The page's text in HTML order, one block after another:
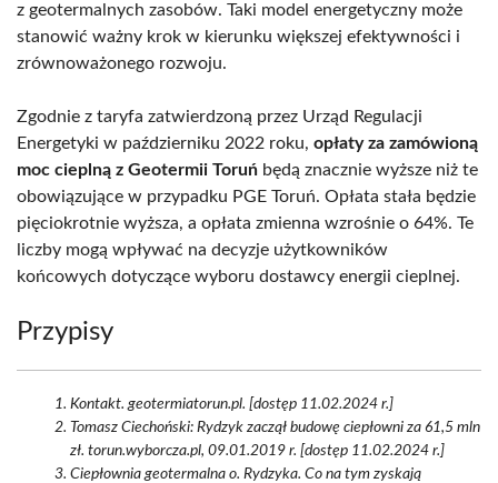
z geotermalnych zasobów. Taki model energetyczny może
stanowić ważny krok w kierunku większej efektywności i
zrównoważonego rozwoju.
Zgodnie z taryfa zatwierdzoną przez Urząd Regulacji
Energetyki w październiku 2022 roku, opłaty za zamówioną
moc cieplną z Geotermii Toruń będą znacznie wyższe niż te
obowiązujące w przypadku PGE Toruń. Opłata stała będzie
pięciokrotnie wyższa, a opłata zmienna wzrośnie o 64%. Te
liczby mogą wpływać na decyzje użytkowników
końcowych dotyczące wyboru dostawcy energii cieplnej.
Przypisy
Kontakt. geotermiatorun.pl. [dostęp 11.02.2024 r.]
Tomasz Ciechoński: Rydzyk zaczął budowę ciepłowni za 61,5 mln
zł. torun.wyborcza.pl, 09.01.2019 r. [dostęp 11.02.2024 r.]
Ciepłownia geotermalna o. Rydzyka. Co na tym zyskają